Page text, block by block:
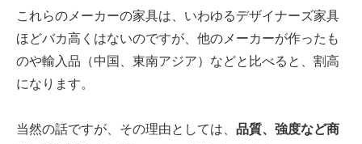
これらのメーカーの家具は、いわゆるデザイナーズ家具
ほどバカ高くはないのですが、他のメーカーが作ったも
のや輸入品（中国、東南アジア）などと比べると、割高
になります。
当然の話ですが、その理由としては、 品質、強度など商